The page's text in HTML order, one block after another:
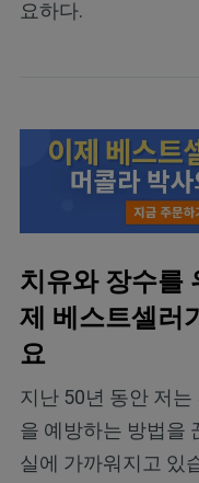
요하다.
치유와 장수를
제 베스트셀러
요
지난 50년 동안 저
을 예방하는 방법을
실에 가까워지고 있